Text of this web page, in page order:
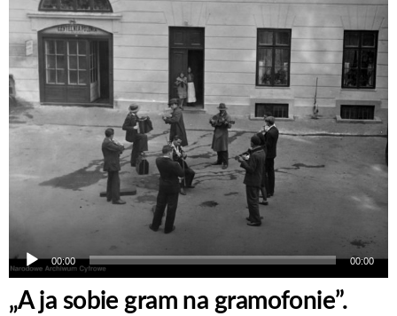
plików
dźwiękowych
00:00 00:00
„A ja sobie gram na gramofonie”.